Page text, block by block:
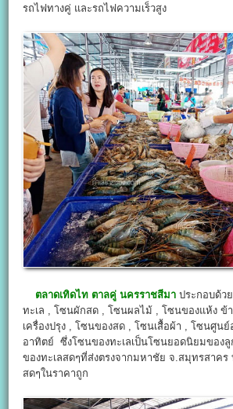
รถไฟทางคู่ และรถไฟความเร็วสูง
ตลาดเทิดไท ตาลคู่ นครราชสีมา ประกอบด้ว
ทะเล , โซนผักสด , โซนผลไม้ , โซนของแห้ง ข้
เครื่องปรุง , โซนของสด , โซนเสื้อผ้า , โซนศูน
อาทิตย์ ซึ่งโซนของทะเลเป็นโซนยอดนิยมของลู
ของทะเลสดๆที่ส่งตรงจากมหาชัย จ.สมุทรสาคร
สดๆในราคาถูก